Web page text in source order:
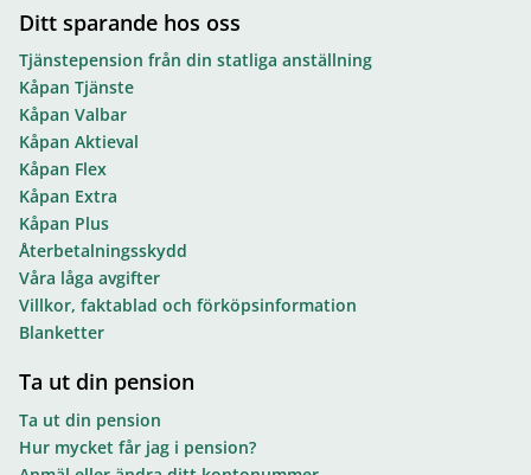
Ditt sparande hos oss
Tjänstepension från din statliga anställning
Kåpan Tjänste
Kåpan Valbar
Kåpan Aktieval
Kåpan Flex
Kåpan Extra
Kåpan Plus
Återbetalningsskydd
Våra låga avgifter
Villkor, faktablad och förköpsinformation
Blanketter
Ta ut din pension
Ta ut din pension
Hur mycket får jag i pension?